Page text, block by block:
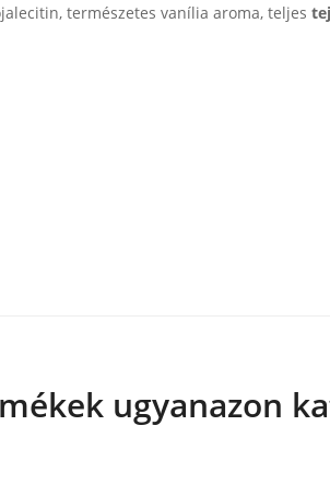
természetes vanília aroma, teljes
ugyanazon